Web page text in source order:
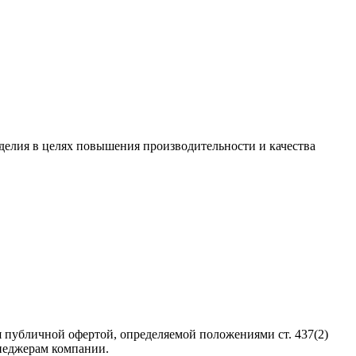
в целях повышения производительности и качества
офертой, определяемой положениями ст. 437(2)
компании.